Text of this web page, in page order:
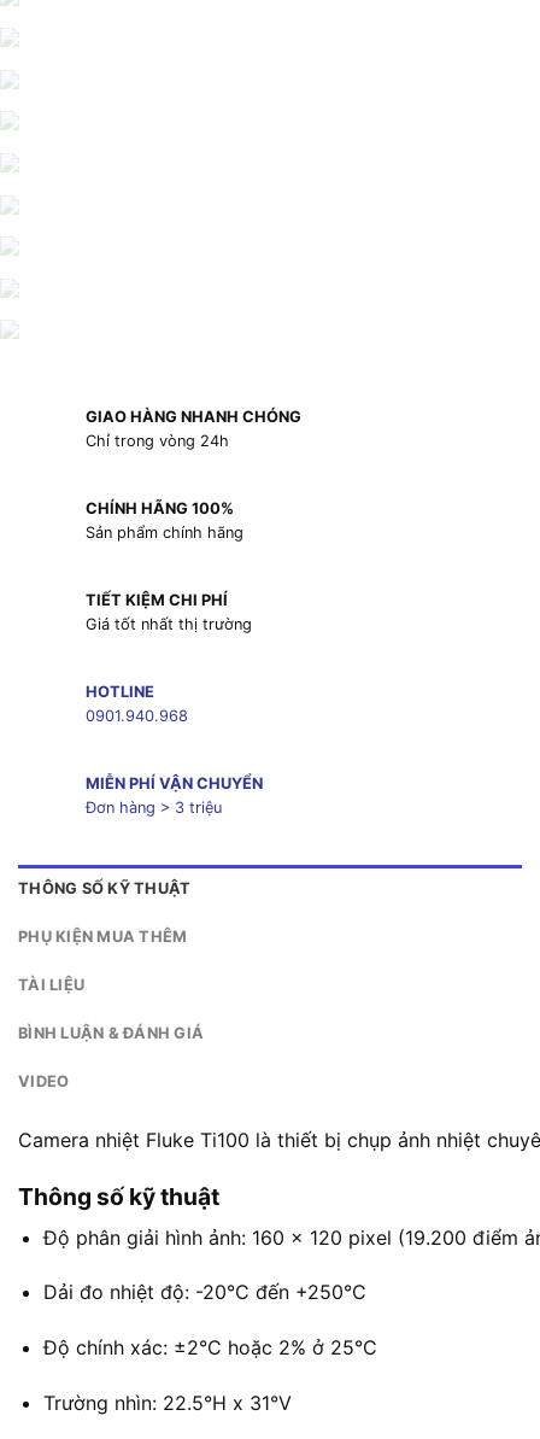
GIAO HÀNG NHANH CHÓNG
Chỉ trong vòng 24h
CHÍNH HÃNG 100%
Sản phẩm chính hãng
TIẾT KIỆM CHI PHÍ
Giá tốt nhất thị trường
HOTLINE
0901.940.968
MIỄN PHÍ VẬN CHUYỂN
Đơn hàng > 3 triệu
THÔNG SỐ KỸ THUẬT
PHỤ KIỆN MUA THÊM
TÀI LIỆU
BÌNH LUẬN & ĐÁNH GIÁ
VIDEO
Camera nhiệt Fluke Ti100 là thiết bị chụp ảnh nhiệt
Thông số kỹ thuật
Độ phân giải hình ảnh: 160 x 120 pixel (19.200 điểm
Dải đo nhiệt độ: -20°C đến +250°C
Độ chính xác: ±2°C hoặc 2% ở 25°C
Trường nhìn: 22.5°H x 31°V